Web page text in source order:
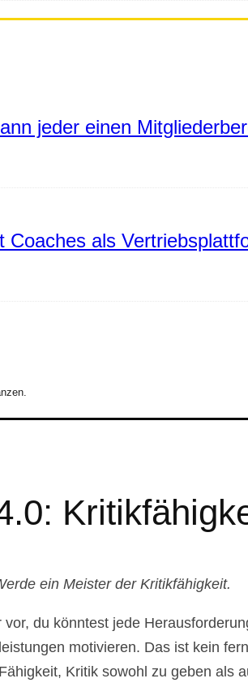
jeder einen
Coaches als
ein Meister der Kritikfähigkeit.
vor, du könntest jede
motivieren. Das ist kein
Kritik sowohl zu geben als